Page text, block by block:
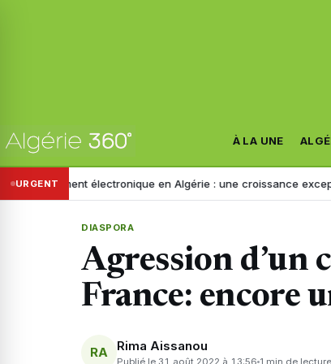
À LA UNE
URGENT
électronique en Algérie : une croissance exceptionnelle
DIASPORA
Agression d’un
France: encore
RA Rima Aissanou
Publié le 31 août 2022 à 13:56 1 min de lecture